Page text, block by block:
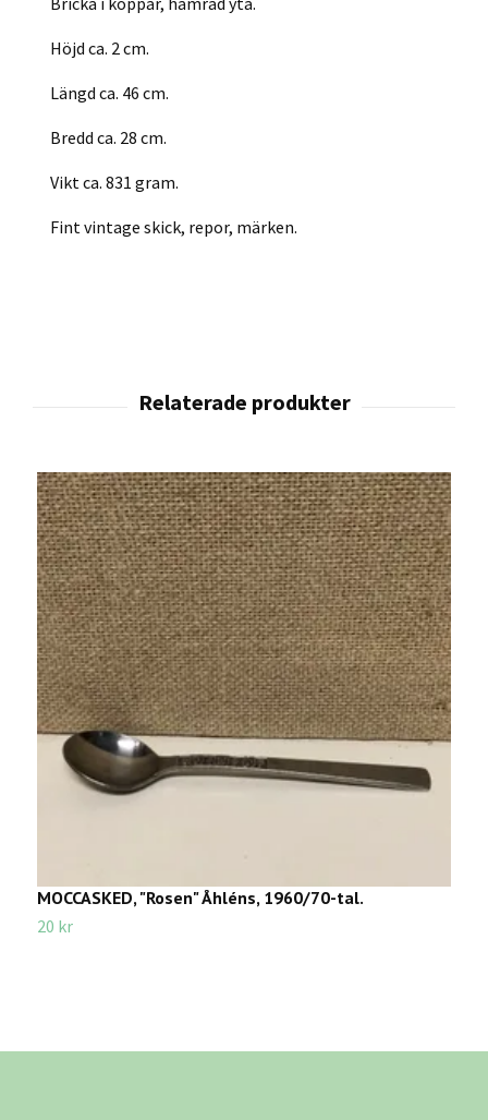
Höjd ca. 2 cm.
Längd ca. 46 cm.
Bredd ca. 28 cm.
Vikt ca. 831 gram.
Fint vintage skick, repor, märken.
MOCCASKED, "Rosen" Åhléns, 1960/70-tal.
20 kr